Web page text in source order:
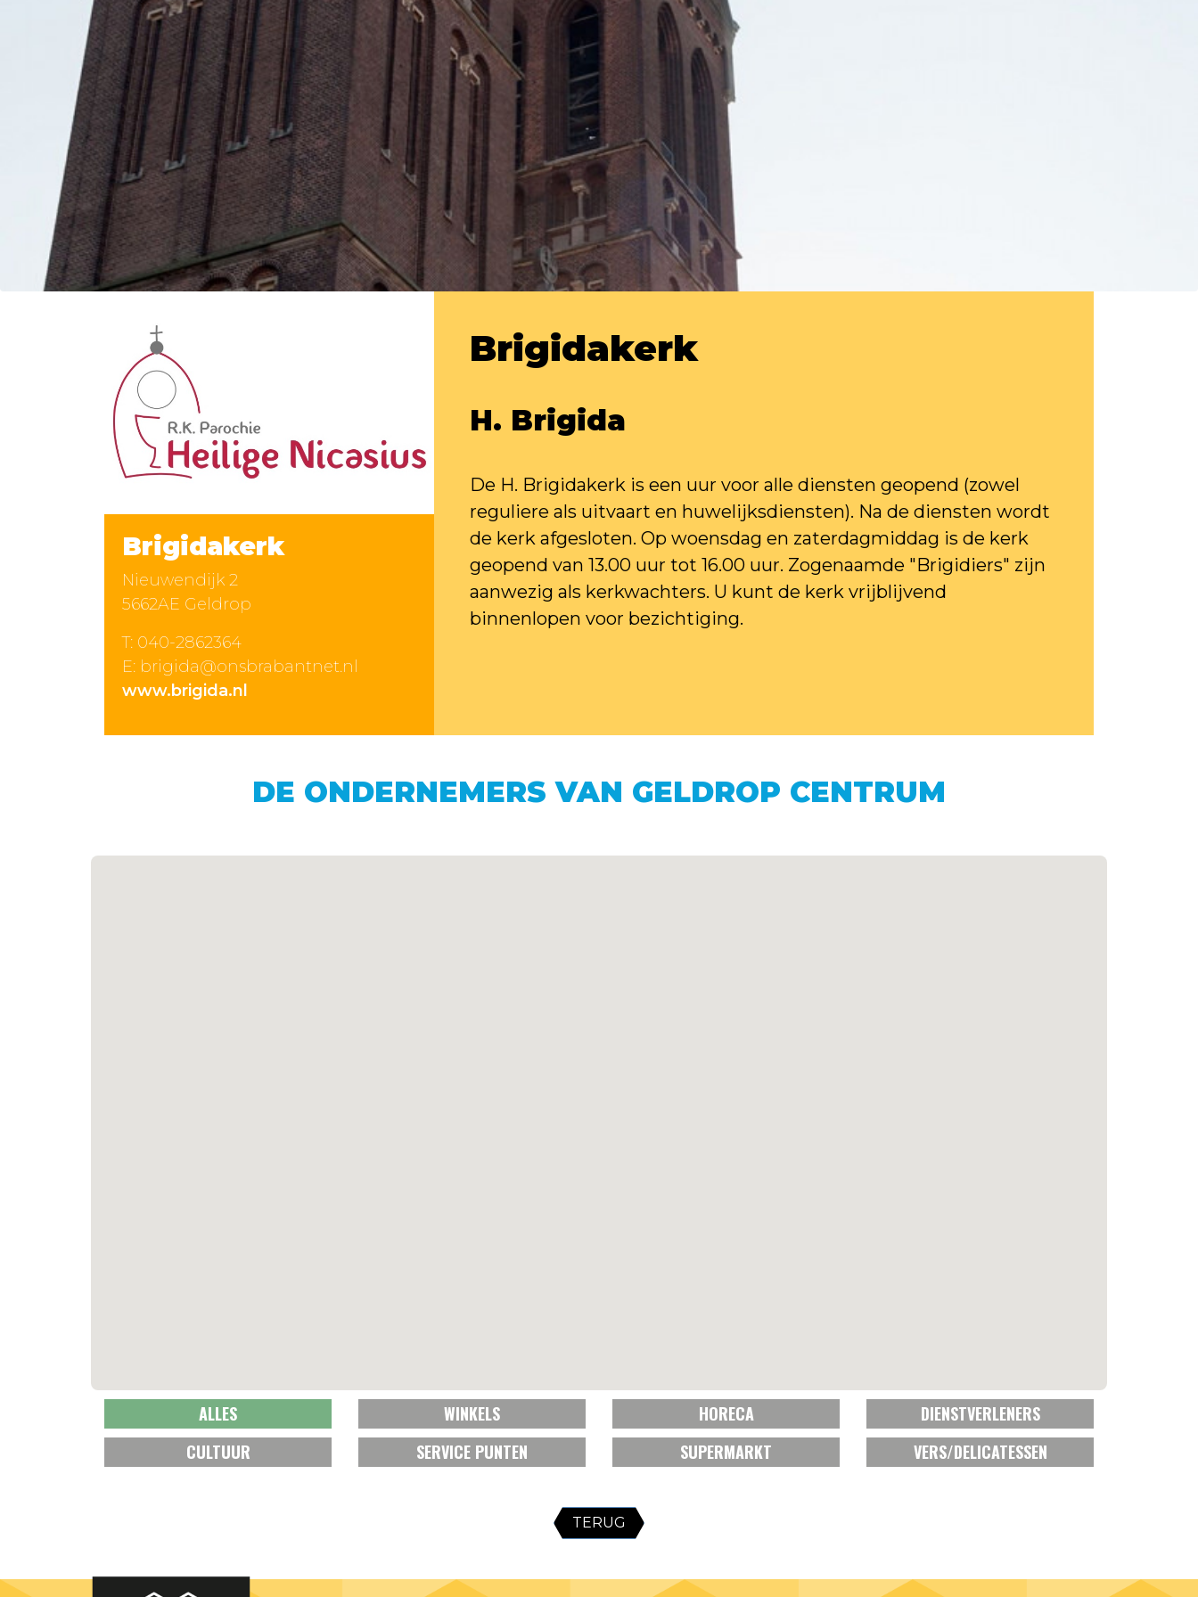
Brigidakerk
Nieuwendijk 2
5662AE Geldrop
T: 040-2862364
E: brigida@onsbrabantnet.nl
www.brigida.nl
Brigidakerk
H. Brigida
De H. Brigidakerk is een uur voor alle diensten geopend (zowel
reguliere als uitvaart en huwelijksdiensten). Na de diensten wordt
de kerk afgesloten. Op woensdag en zaterdagmiddag is de kerk
geopend van 13.00 uur tot 16.00 uur. Zogenaamde "Brigidiers" zijn
aanwezig als kerkwachters. U kunt de kerk vrijblijvend
binnenlopen voor bezichtiging.
DE ONDERNEMERS VAN GELDROP CENTRUM
ALLES WINKELS HORECA
DIENSTVERLENERS
CULTUUR
SERVICE PUNTEN SUPERMARKT VERS/DELICATESSEN
TERUG